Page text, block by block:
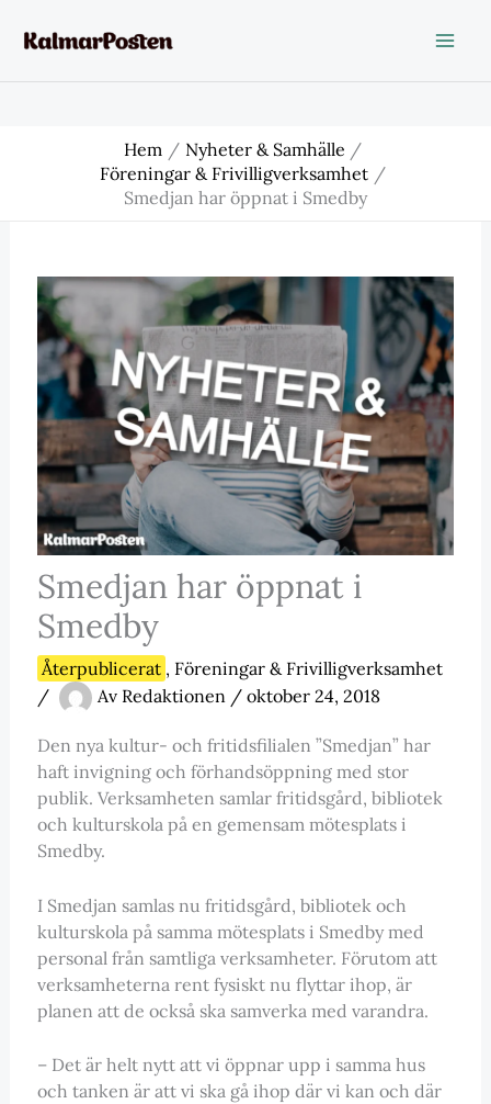
Hem
Nyheter & Samhälle
Föreningar & Frivilligverksamhet
Smedjan har öppnat i Smedby
Smedjan har öppnat i
Smedby
Återpublicerat , Föreningar & Frivilligverksamhet
/
Av Redaktionen / oktober 24, 2018
Den nya kultur- och fritidsfilialen ”Smedjan” har
haft invigning och förhandsöppning med stor
publik. Verksamheten samlar fritidsgård, bibliotek
och kulturskola på en gemensam mötesplats i
Smedby.
I Smedjan samlas nu fritidsgård, bibliotek och
kulturskola på samma mötesplats i Smedby med
personal från samtliga verksamheter. Förutom att
verksamheterna rent fysiskt nu flyttar ihop, är
planen att de också ska samverka med varandra.
– Det är helt nytt att vi öppnar upp i samma hus
och tanken är att vi ska gå ihop där vi kan och där